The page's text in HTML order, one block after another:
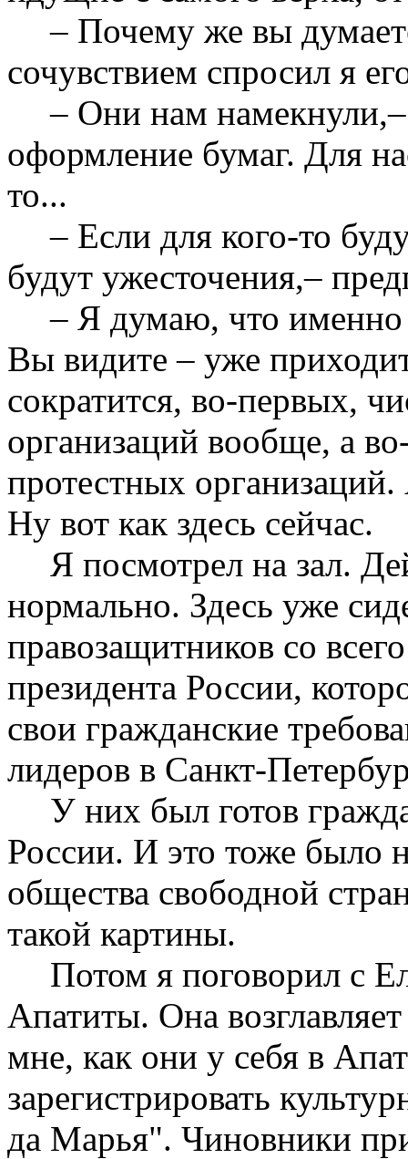
– Почему же вы
сочувствием спросил я
– Они нам
оформление бумаг. Для
то...
– Если для кого-то
будут ужесточения,–
– Я думаю, что именно
Вы видите – уже
сократится, во-первых,
организаций вообще, а
протестных
Ну вот как здесь сейчас.
Я посмотрел на зал.
нормально. Здесь уже
правозащитников со
президента России,
свои гражданские
лидеров в Санкт-
У них был готов
России. И это тоже было
общества свободной
такой картины.
Потом я поговорил с
Апатиты. Она
мне, как они у себя в
зарегистрировать
да Марья". Чиновники